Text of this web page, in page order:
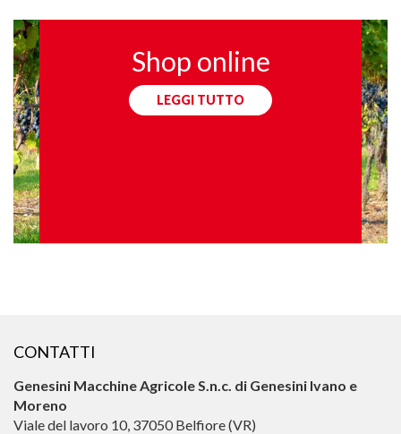
Shop online
LEGGI TUTTO
CONTATTI
Genesini Macchine Agricole S.n.c. di Genesini Ivano e
Moreno
Viale del lavoro 10, 37050 Belfiore (VR)